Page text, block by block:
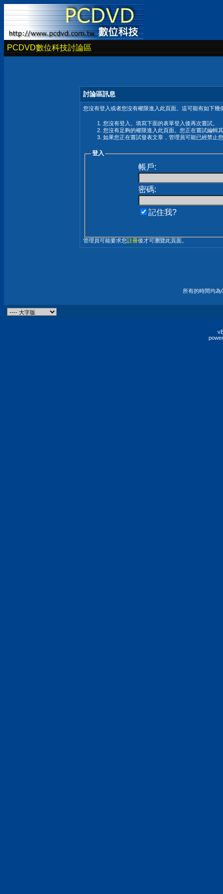
PCDVD數位科技討論區
討論區訊息
您沒有登入或者您沒有權限進入此頁面。這可能有如下幾
您沒有登入。填寫下面的表單登入後再次嘗試。
您沒有足夠的權限進入此頁面。您正在嘗試編輯
如果您正在嘗試發表文章，管理員可能已經禁止
登入
帳戶:
密碼:
記住我?
管理員可能要求您註冊後才可瀏覽此頁面。
所有的時間均為